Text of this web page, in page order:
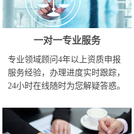
一对一专业服务
专业领域顾问4年以上资质申报
服务经验，办理进度实时跟踪，
24小时在线随时为您解疑答惑。